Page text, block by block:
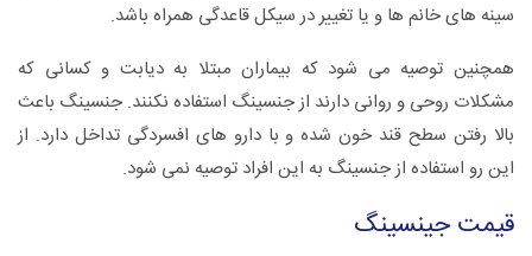
سینه های خانم ها و یا تغییر در سیکل قاعدگی همراه باشد.
همچنین توصیه می شود که بیماران مبتلا به دیابت و کسانی که
مشکلات روحی و روانی دارند از جنسینگ استفاده نکنند. جنسینگ باعث
بالا رفتن سطح قند خون شده و با دارو های افسردگی تداخل دارد. از
این رو استفاده از جنسینگ به این افراد توصیه نمی شود.
قیمت جینسینگ